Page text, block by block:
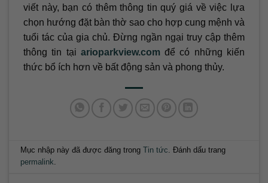
viết này, bạn có thêm thông tin quý giá về việc lựa
chọn hướng đặt bàn thờ sao cho hợp cung mệnh và
tuổi tác của gia chủ. Đừng ngần ngại truy cập thêm
thông tin tại arioparkview.com để có những kiến
thức bổ ích hơn về bất động sản và phong thủy.
Mục nhập này đã được đăng trongTin tức. Đánh dấu trang
permalink.